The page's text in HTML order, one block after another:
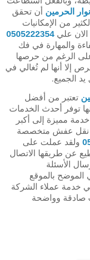
الحرمين أن تحقق
من الإمكانيات
الان علي 0505222354
والمهارة في فك
الرغم من حرصها
إلا أنها لم تُغالي في
الجميع.
تعتبر من أفضل
توفر أحدث الخدمات
مميزة إلى أكبر
نقل عفش متخصصة
ولقد عملت على
عن طريقها الاتصال
الأسئلة
الموضح بالموقع
خدمة عملاء الشركة
صادقة وواضحة